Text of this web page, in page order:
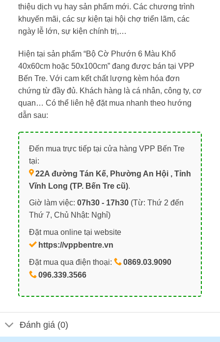
thiệu dịch vụ hay sản phẩm mới. Các chương trình
khuyến mãi, các sự kiện tại hội chợ triển lãm, các
ngày lễ lớn, sự kiện chính trị,…
Hiện tại sản phẩm “Bộ Cờ Phướn 6 Màu Khổ
40x60cm hoặc 50x100cm” đang được bán tại VPP
Bến Tre. Với cam kết chất lượng kèm hóa đơn
chứng từ đầy đủ. Khách hàng là cá nhân, công ty, cơ
quan… Có thể liên hệ đặt mua nhanh theo hướng
dẫn sau:
Đến mua trực tiếp tại cửa hàng VPP Bến Tre
tại:
22A đường Tán Kế, Phường An Hội , Tỉnh
Vĩnh Long (TP. Bến Tre cũ).
Giờ làm việc: 07h30 - 17h30(Từ: Thứ 2 đến
Thứ 7, Chủ Nhật: Nghỉ)
Đặt mua online tại website
https://vppbentre.vn
Đặt mua qua điện thoại:
0869.03.9090
096.339.3566
Đánh giá (0)